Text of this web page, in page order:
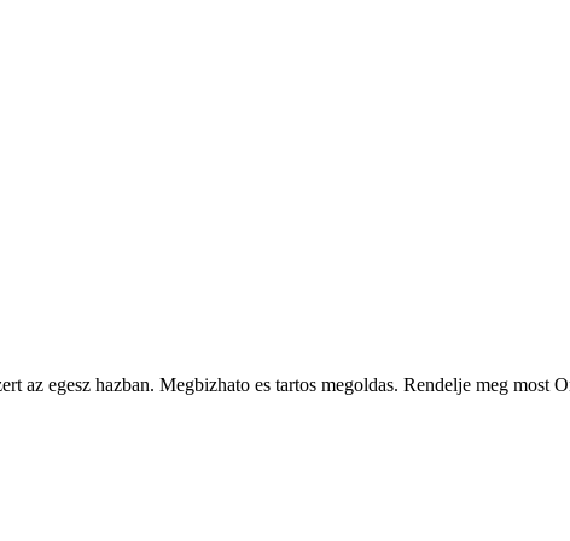
az egesz hazban. Megbizhato es tartos megoldas. Rendelje meg most